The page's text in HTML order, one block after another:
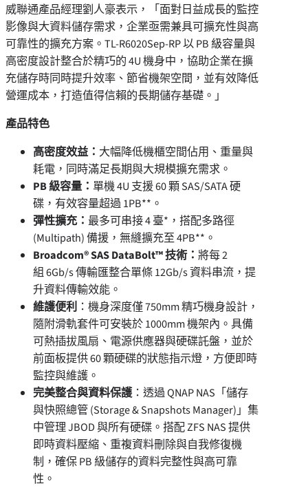
威聯通產品經理劉人豪表示，「面對日益成長的監控
影像與大資料儲存需求，企業亟需兼具可擴充性與高
可靠性的擴充方案。TL-R6020Sep-RP 以 PB 級容量與
高密度設計整合於精巧的 4U 機身中，協助企業在擴
充儲存時同時提升效率、節省機架空間，並有效降低
營運成本，打造值得信賴的長期儲存基礎。」
產品特色
高密度效益： 大幅降低機櫃空間佔用、重量與
耗電，同時滿足長期與大規模擴充需求。
PB級容量： 單機 4U 支援 60 顆 SAS/SATA 硬
碟，有效容量超過 1PB**。
彈性擴充： 最多可串接 4 臺*，搭配多路徑
(Multipath) 備援，無縫擴充至 4PB**。
Broadcom® SAS DataBolt™技術： 將每 2
組 6Gb/s 傳輸匯整合單條 12Gb/s 資料串流，提
升資料傳輸效能。
維護便利 ：機身深度僅 750mm 精巧機身設計，
隨附滑軌套件可安裝於 1000mm 機架內。具備
可熱插拔風扇、電源供應器與硬碟託盤，並於
前面板提供 60 顆硬碟的狀態指示燈，方便即時
監控與維護。
完美整合與資料保護：透過 QNAP NAS「儲存
與快照總管 (Storage & Snapshots Manager)」集
中管理 JBOD 與所有硬碟。搭配 ZFS NAS 提供
即時資料壓縮、重複資料刪除與自我修復機
制，確保 PB 級儲存的資料完整性與高可靠
性。